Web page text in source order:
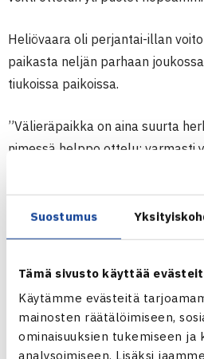
Suostumus
Tämä sivusto käyttää
Käytämme evästeitä
mainosten räätälöimiseen,
ominaisuuksien tukemiseen ja
analysoimiseen. Lisäksi
Heliövaara oli perjantai-illan
paikasta neljän parhaan
tiukoissa paikoissa.
”Välieräpaikka on aina suurta
nimessä helppo ottelu; varmasti
ollaan viime aikoina voitoksi
palauttivat tosi hyvin ja
saatu hirveästi pisteitä voitettua.
matsissa mukana ja taistella.
suorituksen merkki – pystyimme
tekemään parhaan suorituksen